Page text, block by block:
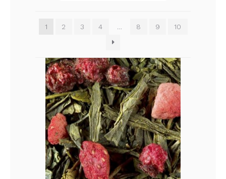
1 2 3 4 8 9 10